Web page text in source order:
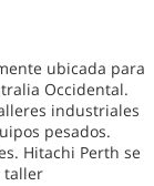
ubicada para
Occidental.
industriales
pesados.
Hitachi Perth se
taller